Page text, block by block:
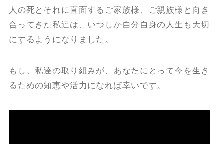
人の死とそれに直面するご家族様、ご親族様と向き
合ってきた私達は、いつしか自分自身の人生も大切
にするようになりました。
もし、私達の取り組みが、あなたにとって今を生き
るための知恵や活力になれば幸いです。